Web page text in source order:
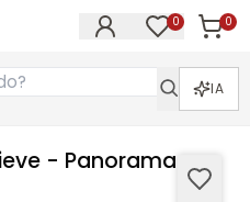
0 0
IA
- Panorama -